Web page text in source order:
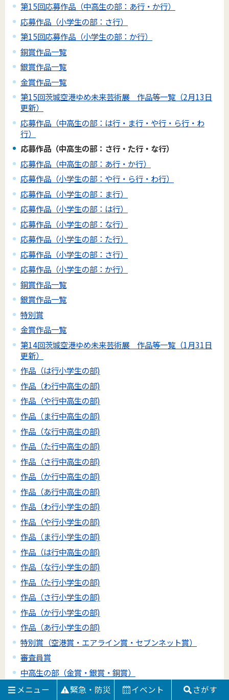
第15回応募作品（中高生の部：あ行・か行）
応募作品（小学生の部：さ行）
第15回応募作品（小学生の部：か行）
銅賞作品一覧
銀賞作品一覧
金賞作品一覧
第15回茨城空港ゆめ未来芸術展 作品等一覧（2月13日
更新）
応募作品（中高生の部：は行・ま行・や行・ら行・わ
行）
応募作品（中高生の部：さ行・た行・な行）
応募作品（中高生の部：あ行・か行）
応募作品（小学生の部：や行・ら行・わ行）
応募作品（小学生の部：ま行）
応募作品（小学生の部：は行）
応募作品（小学生の部：な行）
応募作品（小学生の部：た行）
応募作品（小学生の部：さ行）
応募作品（小学生の部：か行）
銅賞作品一覧
銀賞作品一覧
特別賞
金賞作品一覧
第14回茨城空港ゆめ未来芸術展 作品等一覧（1月31日
更新）
作品（は行小学生の部)
作品（わ行中高生の部)
作品（や行中高生の部)
作品（ま行中高生の部)
作品（な行中高生の部)
作品（た行中高生の部)
作品（さ行中高生の部)
作品（か行中高生の部)
作品（あ行中高生の部)
作品（わ行小学生の部)
作品（や行小学生の部)
作品（ま行小学生の部)
作品（は行中高生の部)
作品（な行小学生の部)
作品（た行小学生の部)
作品（さ行小学生の部)
作品（か行小学生の部)
作品（あ行小学生の部)
特別賞（空港賞・エアライン賞・セブンネット賞）
審査員賞
中高生の部（金賞・銀賞・銅賞）
小学5・6年生の部（金賞・銀賞・銅賞）
メニュー 緊急・防災 イベント さがす